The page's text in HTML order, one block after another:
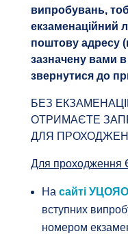
випробувань,
екзаменаційний
поштову адресу
зазначену вами в
звернутися до
БЕЗ
ОТРИМАЄТЕ
ДЛЯ
Для проходження
На сайті УЦОЯО
вступних
номером